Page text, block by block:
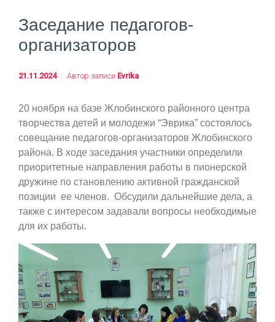
Заседание педагогов-
организаторов
21.11.2024 Автор записи Evrika
20 ноября на базе Жлобинского районного центра
творчества детей и молодежи “Эврика” состоялось
совещание педагогов-организаторов Жлобинского
района. В ходе заседания участники определили
приоритетные направления работы в пионерской
дружине по становлению активной гражданской
позиции ее членов. Обсудили дальнейшие дела, а
также с интересом задавали вопросы необходимые
для их работы.